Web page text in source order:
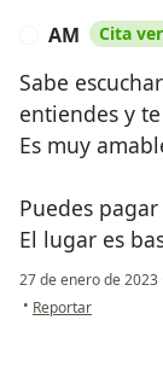
AM Cita
Sabe
entiendes y
Es muy
Puedes
El lugar es
27 de enero de 2023
• en opinión del
Reportar